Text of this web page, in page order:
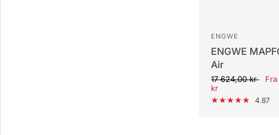
ENGWE
ENGWE
Air
17 624,00 kr Fra
kr
4.87